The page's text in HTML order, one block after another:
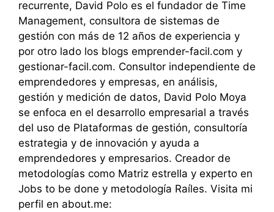
recurrente, David Polo es el fundador de Time
Management, consultora de sistemas de
gestión con más de 12 años de experiencia y
por otro lado los blogs emprender-facil.com y
gestionar-facil.com. Consultor independiente de
emprendedores y empresas, en análisis,
gestión y medición de datos, David Polo Moya
se enfoca en el desarrollo empresarial a través
del uso de Plataformas de gestión, consultoría
estrategia y de innovación y ayuda a
emprendedores y empresarios. Creador de
metodologías como Matriz estrella y experto en
Jobs to be done y metodología Raíles. Visita mi
perfil en about.me: